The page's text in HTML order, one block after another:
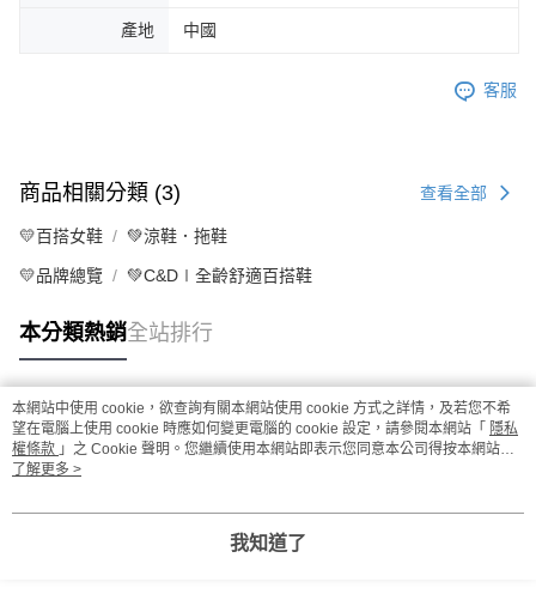
產地 中國
客服
商品相關分類 (3) 查看全部
💛百搭女鞋 💚涼鞋．拖鞋
💛品牌總覽 💚C&D∣全齡舒適百搭鞋
本分類熱銷全站排行
熱門標籤
本網站中使用 cookie，欲查詢有關本網站使用 cookie 方式之詳情，及若您不希
望在電腦上使用 cookie 時應如何變更電腦的 cookie 設定，請參閱本網站「 隱私
權條款 」之 Cookie 聲明。您繼續使用本網站即表示您同意本公司得按本網站使
用條款之 Cookie 聲明使用 cookie。
了解更多 >
我知道了